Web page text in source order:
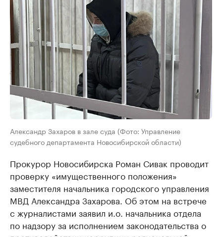
Александр Захаров в зале суда (Фото: Управление
судебного департамента Новосибирской области)
Прокурор Новосибирска Роман Сивак проводит
проверку «имущественного положения»
заместителя начальника городского управления
МВД Александра Захарова. Об этом на встрече
с журналистами заявил и.о. начальника отдела
по надзору за исполнением законодательства о